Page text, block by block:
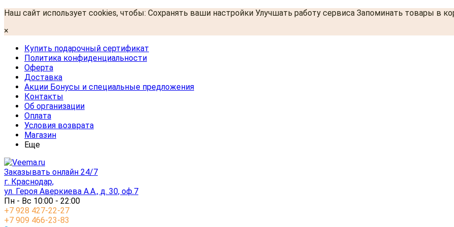
Наш сайт использует cookies, чтобы: Сохранять ваши настройки Улучшать работу сервиса Запоминать товары в
×
Купить подарочный сертификат
Политика конфиденциальности
Оферта
Доставка
Акции Бонусы и специальные предложения
Контакты
Об организации
Оплата
Условия возврата
Магазин
Еще
Заказывать онлайн 24/7
г. Краснодар,
ул. Героя Аверкиева А.А., д. 30, оф.7
Пн - Вс 10:00 - 22:00
+7 928 427-22-27
+7 909 466-23-83